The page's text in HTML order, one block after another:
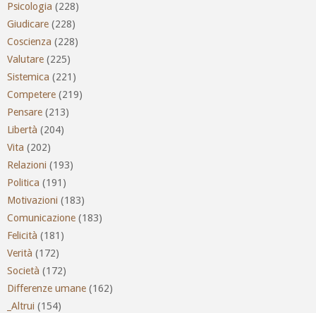
Psicologia (228)
Giudicare (228)
Coscienza (228)
Valutare (225)
Sistemica (221)
Competere (219)
Pensare (213)
Libertà (204)
Vita (202)
Relazioni (193)
Politica (191)
Motivazioni (183)
Comunicazione (183)
Felicità (181)
Verità (172)
Società (172)
Differenze umane (162)
_Altrui (154)